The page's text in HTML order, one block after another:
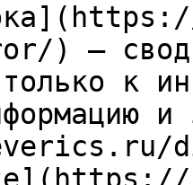
) —
к